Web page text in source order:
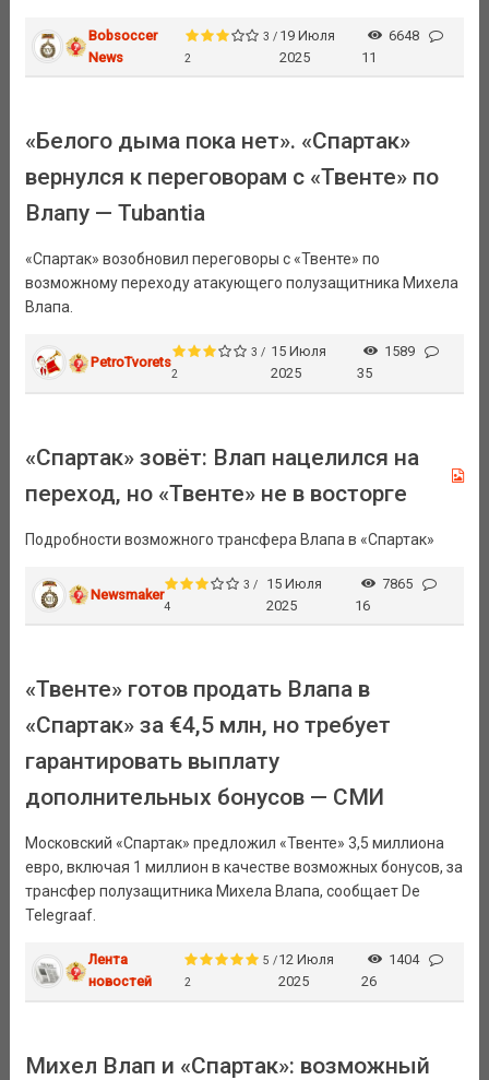
Bobsoccer
News
3 /
2
19 Июля
2025
6648
11
«Белого дыма пока нет». «Спартак»
вернулся к переговорам с «Твенте» по
Влапу — Tubantia
«Спартак» возобновил переговоры с «Твенте» по
возможному переходу атакующего полузащитника Михела
Влапа.
PetroTvorets
3 /
2
15 Июля
2025
1589
35
«Спартак» зовёт: Влап нацелился на
переход, но «Твенте» не в восторге
Подробности возможного трансфера Влапа в «Спартак»
Newsmaker
3 /
4
15 Июля
2025
7865
16
«Твенте» готов продать Влапа в
«Спартак» за €4,5 млн, но требует
гарантировать выплату
дополнительных бонусов — СМИ
Московский «Спартак» предложил «Твенте» 3,5 миллиона
евро, включая 1 миллион в качестве возможных бонусов, за
трансфер полузащитника Михела Влапа, сообщает De
Telegraaf.
Лента
новостей
5 /
2
12 Июля
2025
1404
26
Михел Влап и «Спартак»: возможный